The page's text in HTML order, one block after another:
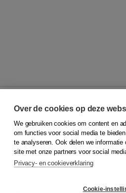
© 2026Koninklijke Boom uitgevers
Klantenservice
Service & informatie
Contact
Over de cookies op deze
We gebruiken cookies om content en
om functies voor social media te
te analyseren. Ook delen we informatie
site met onze partners voor social
Privacy- en cookieverklaring
Cookie-